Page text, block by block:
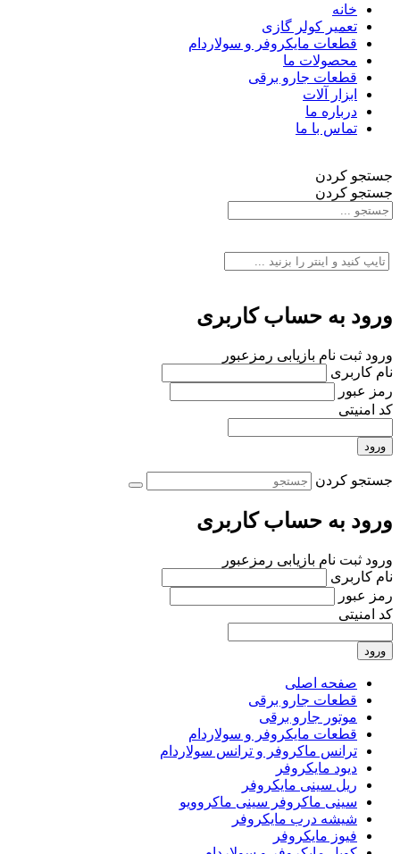
خانه
تعمیر کولر گازی
قطعات مایکروفر و سولاردام
محصولات ما
قطعات جارو برقی
ابزار آلات
درباره ما
تماس با ما
جستجو کردن
جستجو کردن
ورود به حساب کاربری
ورود ثبت نام بازیابی رمزعبور
نام کاربری
رمز عبور
کد امنیتی
ورود
جستجو کردن
ورود به حساب کاربری
ورود ثبت نام بازیابی رمزعبور
نام کاربری
رمز عبور
کد امنیتی
ورود
صفحه اصلی
قطعات جارو برقی
موتور جارو برقی
قطعات مایکروفر و سولاردام
ترانس ماکروفر و ترانس سولاردام
دیود مایکروفر
ریل سینی مایکروفر
سینی ماکروفر سینی ماکروویو
شیشه درب مایکروفر
فیوز مایکروفر